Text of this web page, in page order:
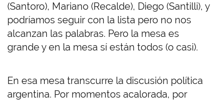
(Santoro), Mariano (Recalde), Diego (Santilli), y
podríamos seguir con la lista pero no nos
alcanzan las palabras. Pero la mesa es
grande y en la mesa sí están todos (o casi).
En esa mesa transcurre la discusión política
argentina. Por momentos acalorada, por